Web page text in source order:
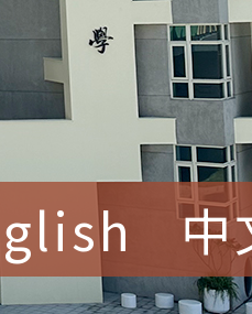
中
加桃園市中